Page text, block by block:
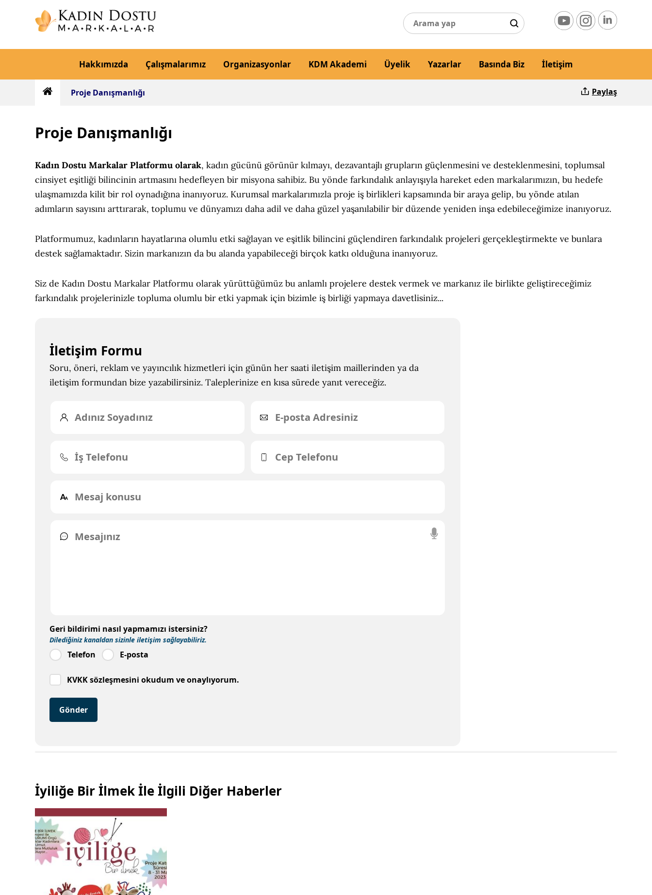
Hakkımızda Çalışmalarımız Organizasyonlar KDM Akademi Üyelik Yazarlar Basında Biz İletişim
Paylaş
Proje Danışmanlığı
Proje Danışmanlığı
Kadın Dostu Markalar Platformu olarak, kadın gücünü görünür kılmayı, dezavantajlı grupların güçlenmesini ve desteklenmesini, toplumsal
cinsiyet eşitliği bilincinin artmasını hedefleyen bir misyona sahibiz. Bu yönde farkındalık anlayışıyla hareket eden markalarımızın, bu hedefe
ulaşmamızda kilit bir rol oynadığına inanıyoruz. Kurumsal markalarımızla proje iş birlikleri kapsamında bir araya gelip, bu yönde atılan
adımların sayısını arttırarak, toplumu ve dünyamızı daha adil ve daha güzel yaşanılabilir bir düzende yeniden inşa edebileceğimize inanıyoruz.
Platformumuz, kadınların hayatlarına olumlu etki sağlayan ve eşitlik bilincini güçlendiren farkındalık projeleri gerçekleştirmekte ve bunlara
destek sağlamaktadır. Sizin markanızın da bu alanda yapabileceği birçok katkı olduğuna inanıyoruz.
Siz de Kadın Dostu Markalar Platformu olarak yürüttüğümüz bu anlamlı projelere destek vermek ve markanız ile birlikte geliştireceğimiz
farkındalık projelerinizle topluma olumlu bir etki yapmak için bizimle iş birliği yapmaya davetlisiniz...
İletişim Formu
Soru, öneri, reklam ve yayıncılık hizmetleri için günün her saati iletişim maillerinden ya da
iletişim formundan bize yazabilirsiniz. Taleplerinize en kısa sürede yanıt vereceğiz.
Geri bildirimi nasıl yapmamızı istersiniz?
Dilediğiniz kanaldan sizinle iletişim sağlayabiliriz.
Telefon E-posta
KVKK sözleşmesini okudum ve onaylıyorum.
Gönder
İyiliğe Bir İlmek İle İlgili Diğer Haberler